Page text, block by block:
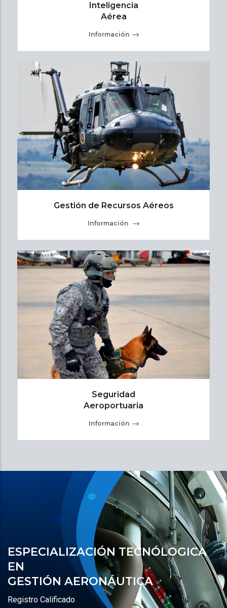
Inteligencia
Aérea
Información
Gestión de Recursos Aéreos
Información
Seguridad
Aeroportuaria
Información
ESPECIALIZACIÓN TECNÓLOGICA
EN
GESTIÓN AERONÁUTICA
Registro Calificado